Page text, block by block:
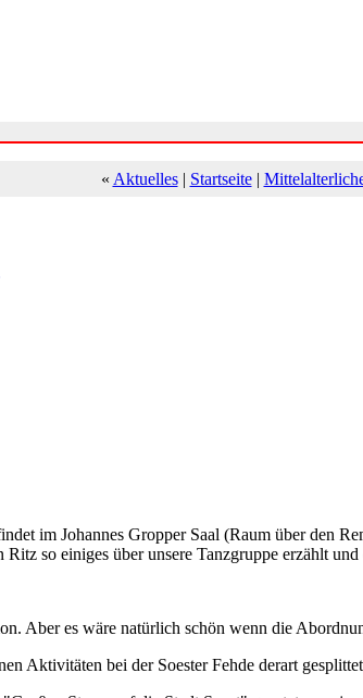
« Aktuelles| Startseite|
im Johannes Gropper Saal (Raum über den
so einiges über unsere Tanzgruppe erzählt
Aber es wäre natürlich schön wenn die
Aktivitäten bei der Soester Fehde derart